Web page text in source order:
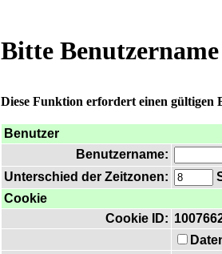
Bitte
Diese Funktion erfordert einen gültigen
Benutzer
Benutzername:
Unterschied der Zeitzonen:
Cookie
Cookie ID: